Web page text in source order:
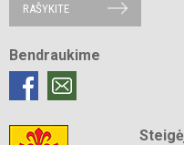
RAŠYKITE
Bendraukime